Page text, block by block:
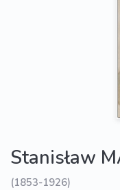
Stanisław
(1853-1926)